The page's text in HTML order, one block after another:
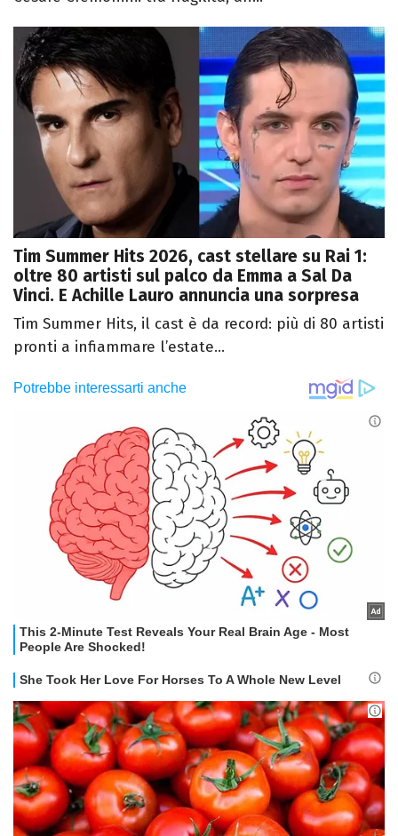
Tim Summer Hits 2026, cast stellare su Rai 1:
oltre 80 artisti sul palco da Emma a Sal Da
Vinci. E Achille Lauro annuncia una sorpresa
Tim Summer Hits, il cast è da record: più di 80 artisti
pronti a infiammare l’estate...